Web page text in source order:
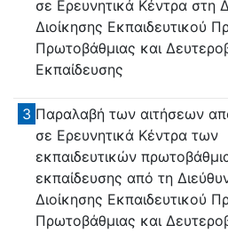
σε Ερευνητικά Κέντρα στη
Διοίκησης Εκπαιδευτικού
Πρωτοβάθμιας και
Εκπαίδευσης
3 Παραλαβή των αιτήσεων
σε Ερευνητικά Κέντρα των
εκπαιδευτικών
εκπαίδευσης από τη
Διοίκησης Εκπαιδευτικού
Πρωτοβάθμιας και